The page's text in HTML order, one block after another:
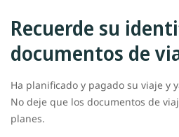
Recuerde su
documentos de
Ha planificado y pagado su viaje y
No deje que los documentos de
planes.